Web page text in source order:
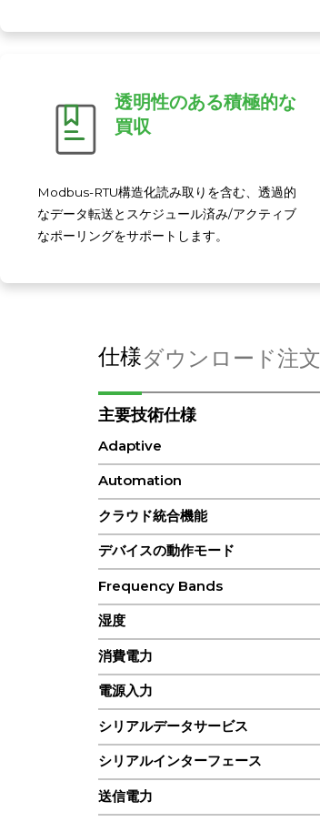
透明性のある積極的な
買収
Modbus-RTU構造化読み取りを含む、透過的
なデータ転送とスケジュール済み/アクティブ
なポーリングをサポートします。
仕様ダウンロード注文
主要技術仕様
Adaptive
Automation
クラウド統合機能
デバイスの動作モード
Frequency Bands
湿度
消費電力
電源入力
シリアルデータサービス
シリアルインターフェース
送信電力